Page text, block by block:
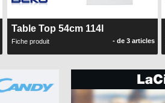
Table Top 54cm 114l
Fiche produit - de 3 articles